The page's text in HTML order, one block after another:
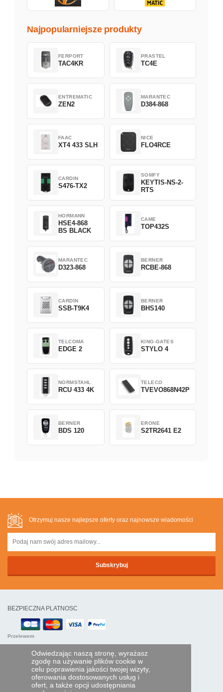
Odwiedzając naszą stronę, wyrażasz
zgodę na używanie plików cookie w
celu poprawienia jakości twojej wizyty,
oferowania dostosowanych usług i
ofert, a także opcji udostępniania
Najpopularniejsze produkty
FERPORT
TAC4KR
PRASTEL
TC4E
ENTREMATIC
ZEN2
MARANTEC
D384-868
FAAC
XT4 433 SLH
NICE
FLO4RCE
CARDIN
S476-TX2
SOMFY
KEYTIS-NS-2-
RTS
HORMANN
HSE4-868
BS BLACK
CAME
TOP432S
MARANTEC
D323-868
BERNER
RCBE-868
CARDIN
SSB-T9K4
BERNER
BHS140
TELCOMA
EDGE 2
KING-GATES
STYLO 4
NORMSTAHL
RCU 433 4K
TELECO
TVEVO868N42P
BERNER
BDS 120
ERONE
S2TR2641 E2
Otrzymuj nasze najlepsze oferty oraz najnowsze wiadomości
BEZPIECZNA PLATNOSC
Przelewem
POMOC I USŁUGI
Śledź swoje zamówienie
PILOTY EXPRESS